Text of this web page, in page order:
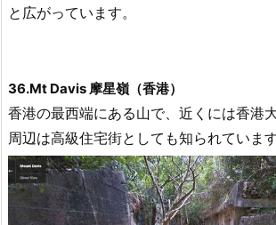
と広がっています。
36.Mt Davis 摩星嶺（香港）
香港の最西端にある山で、近くには香港
周辺は高級住宅街としても知られていま